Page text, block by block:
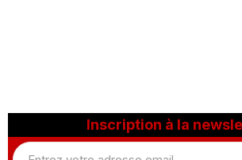
Inscription à la